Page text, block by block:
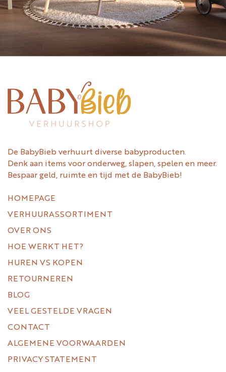
De BabyBieb verhuurt diverse babyproducten.
Denk aan items voor onderweg, slapen, spelen en meer.
Bespaar geld, ruimte en tijd met de BabyBieb!
HOMEPAGE
VERHUURASSORTIMENT
OVER ONS
HOE WERKT HET?
HUREN VS KOPEN
RETOURNEREN
BLOG
VEEL GESTELDE VRAGEN
CONTACT
ALGEMENE VOORWAARDEN
PRIVACY STATEMENT